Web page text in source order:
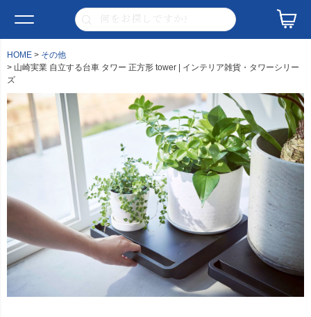
HOME
その他
山崎実業 自立する台車 タワー 正方形 tower | インテリア雑貨・タワーシリー
ズ